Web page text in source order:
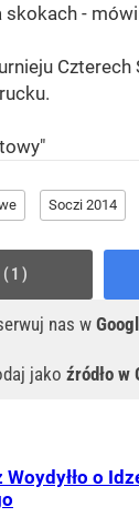
- mówi
Soczi 2014
nas w
jako źródło w
1
o